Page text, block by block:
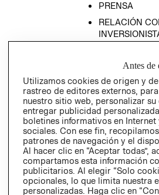
PRENSA
RELACIÓN
EMPRESARIAL
Antes de
Utilizamos cookies de origen y
rastreo de editores externos,
nuestro sitio web, personalizar
entregar publicidad
boletines informativos en
sociales. Con ese fin,
patrones de navegación y el
Al hacer clic en “Aceptar todas”,
compartamos esta información
publicitarios. Al elegir “Solo
opcionales, lo que limita nuestra
personalizadas. Haga clic en